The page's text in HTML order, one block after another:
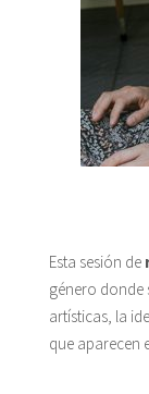
Esta sesión de
género donde
artísticas, la
que aparecen